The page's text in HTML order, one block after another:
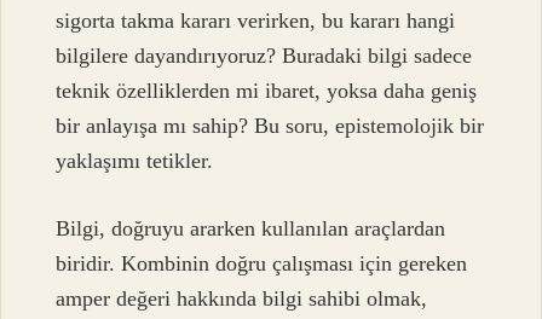
sigorta takma kararı verirken, bu kararı hangi
bilgilere dayandırıyoruz? Buradaki bilgi sadece
teknik özelliklerden mi ibaret, yoksa daha geniş
bir anlayışa mı sahip? Bu soru, epistemolojik bir
yaklaşımı tetikler.
Bilgi, doğruyu ararken kullanılan araçlardan
biridir. Kombinin doğru çalışması için gereken
amper değeri hakkında bilgi sahibi olmak,